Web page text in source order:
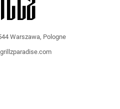
Warszawa, Pologne